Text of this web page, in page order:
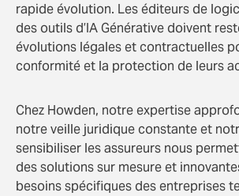
rapide évolution. Les éditeurs de
des outils d’IA Générative doivent
évolutions légales et contractuelles
conformité et la protection de leurs
Chez Howden, notre expertise
notre veille juridique constante et
sensibiliser les assureurs nous
des solutions sur mesure et
besoins spécifiques des entreprises